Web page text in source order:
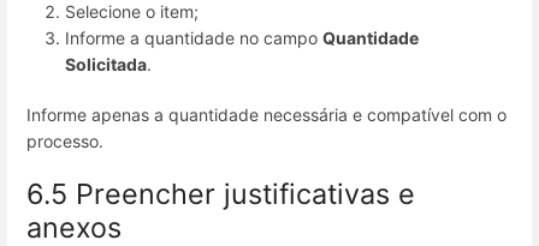
Selecione o item;
Informe a quantidade no campo Quantidade
Solicitada.
Informe apenas a quantidade necessária e compatível com o
processo.
6.5 Preencher justificativas e
anexos